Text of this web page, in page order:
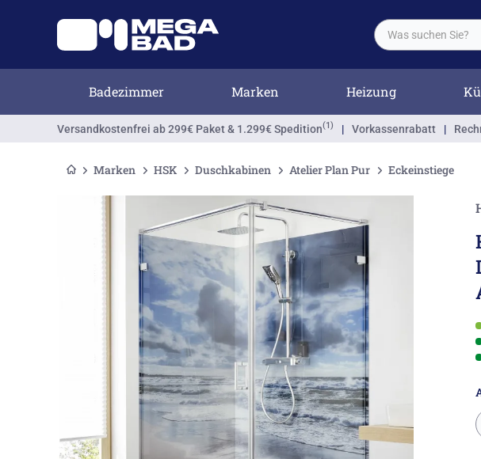
Badezimmer Marken Heizung
Versandkostenfrei ab 299€ Paket & 1.299€ Spedition(1) | Vorkassenrabatt |
Marken HSK Duschkabinen Atelier Plan Pur Eckeinstiege